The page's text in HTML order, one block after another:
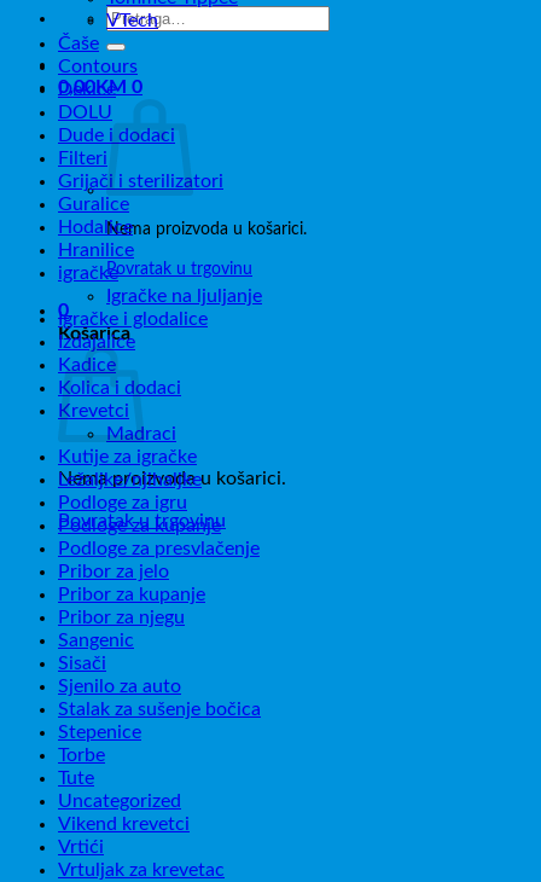
Pretraži:
0,00KM 0
Nema proizvoda u košarici.
Povratak u trgovinu
0
Košarica
Nema proizvoda u košarici.
Povratak u trgovinu
VTech
Čaše
Contours
Dekice
DOLU
Dude i dodaci
Filteri
Grijači i sterilizatori
Guralice
Hodalice
Hranilice
igračke
Igračke na ljuljanje
Igračke i glodalice
Izdajalice
Kadice
Kolica i dodaci
Krevetci
Madraci
Kutije za igračke
Ležaljke/njihaljke
Podloge za igru
Podloge za kupanje
Podloge za presvlačenje
Pribor za jelo
Pribor za kupanje
Pribor za njegu
Sangenic
Sisači
Sjenilo za auto
Stalak za sušenje bočica
Stepenice
Torbe
Tute
Uncategorized
Vikend krevetci
Vrtići
Vrtuljak za krevetac